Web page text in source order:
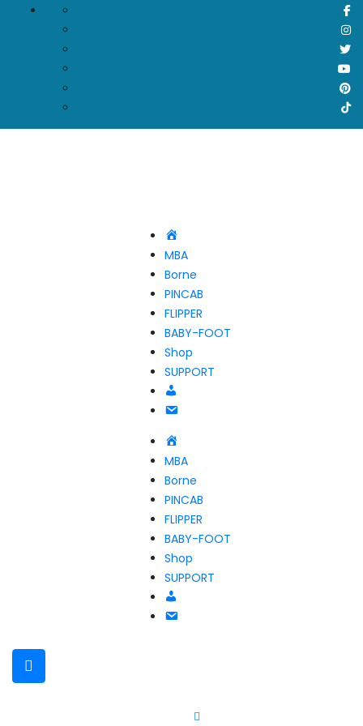
MBA
Borne
PINCAB
FLIPPER
BABY-FOOT
Shop
SUPPORT
MBA
Borne
PINCAB
FLIPPER
BABY-FOOT
Shop
SUPPORT